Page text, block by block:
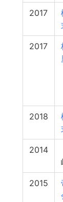
2017
2017
2018
2014
2015